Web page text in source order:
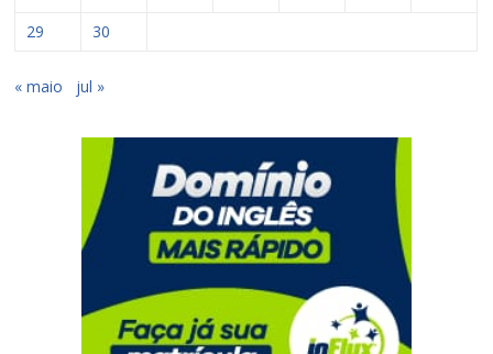
29
30
« maio jul »